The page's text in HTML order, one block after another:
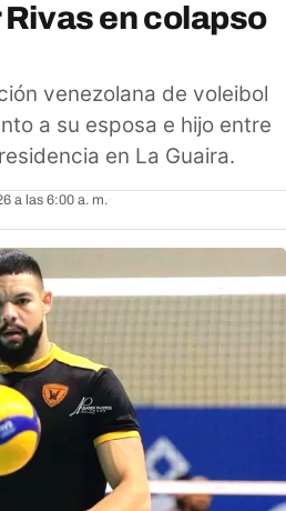
Rivas en colapso
venezolana de voleibol
a su esposa e hijo entre
en La Guaira.
a las 6:00 a. m.